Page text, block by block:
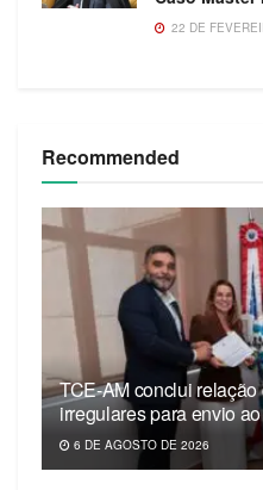
22 DE
Recommended
TCE-AM conclui
irregulares para envio
6 DE AGOSTO DE 2026